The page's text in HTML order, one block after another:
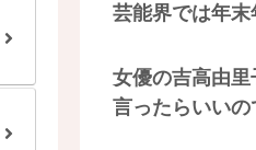
芸能界では年末
女優の吉高由
言ったらいい